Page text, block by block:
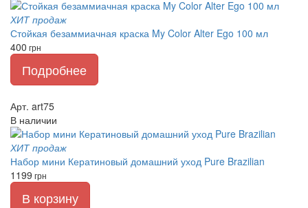
ХИТ продаж
Стойкая безаммиачная краска My Color Alter Ego 100 мл
400 грн
Подробнее
Арт. art75
В наличии
ХИТ продаж
Набор мини Кератиновый домашний уход Pure Brazilian
1199 грн
В корзину